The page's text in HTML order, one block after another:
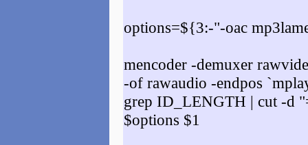
options=${3:-"-oac
mencoder -demuxer
-of rawaudio -endpos
grep ID_LENGTH | cut -d
$options $1